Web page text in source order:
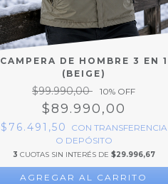
CAMPERA DE HOMBRE 3 EN 1
(BEIGE)
$99.990,00 10% OFF
$89.990,00
$76.491,50 CON TRANSFERENCIA
O DEPÓSITO
3 CUOTAS SIN INTERÉS DE $29.996,67
AGREGAR AL CARRITO